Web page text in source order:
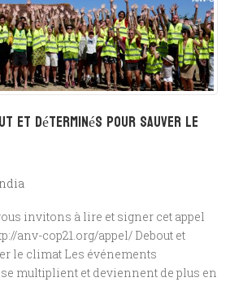
et déterminés pour sauver le
invitons à lire et signer cet appel
anv-cop21.org/appel/ Debout et
le climat Les événements
multiplient et deviennent de plus en